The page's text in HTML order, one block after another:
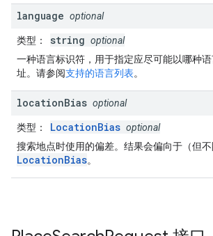
language optional
类型 ： string optional
一种语言标识符，用于指定应尽可能以哪种
址。请参阅支持的语言列表。
locationBias optional
类型 ： LocationBias optional
搜索地点时使用的偏差。结果会偏向于（但
LocationBias。